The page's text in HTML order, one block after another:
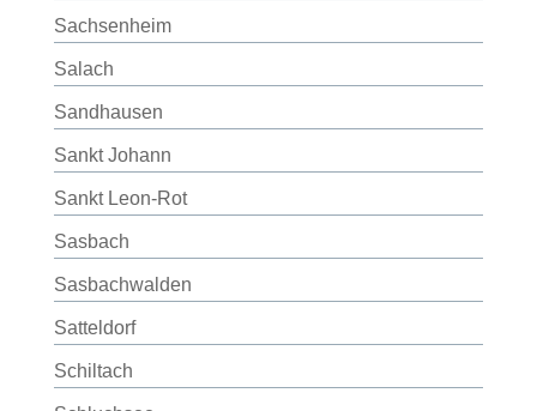
Sachsenheim
Salach
Sandhausen
Sankt Johann
Sankt Leon-Rot
Sasbach
Sasbachwalden
Satteldorf
Schiltach